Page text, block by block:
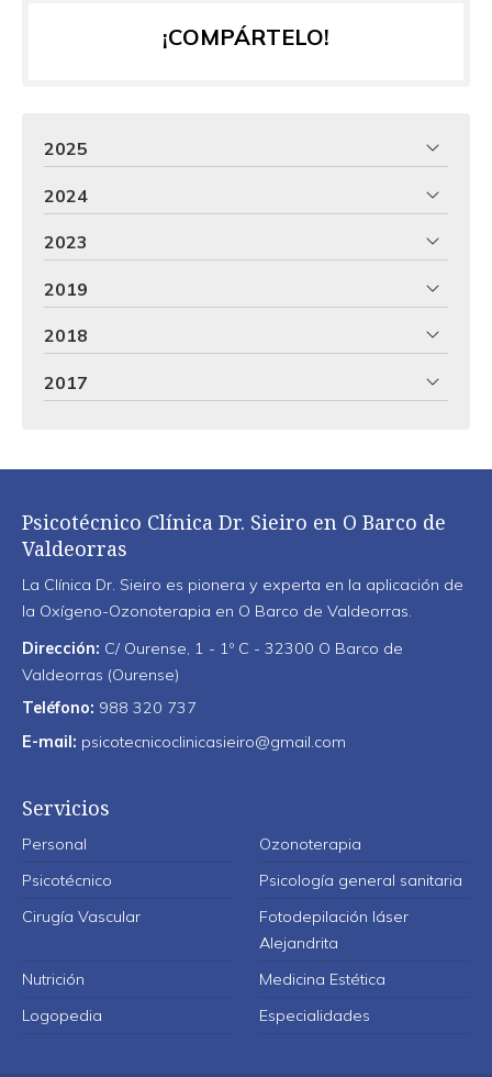
¡COMPÁRTELO!
2025
2024
2023
2019
2018
2017
Psicotécnico Clínica Dr. Sieiro en O Barco de
Valdeorras
La Clínica Dr. Sieiro es pionera y experta en la aplicación de
la Oxígeno-Ozonoterapia en O Barco de Valdeorras.
Dirección: C/ Ourense, 1 - 1º C - 32300 O Barco de
Valdeorras (Ourense)
Teléfono: 988 320 737
E-mail: psicotecnicoclinicasieiro@gmail.com
Servicios
Personal
Ozonoterapia
Psicotécnico
Psicología general sanitaria
Cirugía Vascular
Fotodepilación láser
Alejandrita
Nutrición
Medicina Estética
Logopedia
Especialidades